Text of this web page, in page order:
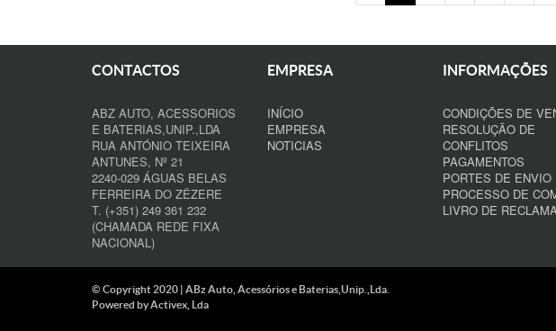
CONTACTOS
ABZ AUTO, ACESSORIOS
E BATERIAS,UNIP.,LDA
RUA ANTÓNIO TEIXEIRA
ANTUNES, Nº 21
2240-029 ÁGUAS BELAS
FERREIRA DO ZÊZERE
T. (+351) 249 361 232
(CHAMADA REDE FIXA
NACIONAL)
EMPRESA
INÍCIO
EMPRESA
NOTICIAS
INFORMAÇÕES
CONDIÇÕES DE
RESOLUÇÃO DE
CONFLITOS
PAGAMENTOS
PORTES DE ENVIO
PROCESSO DE
LIVRO DE
© Copyright 2020 | ABz Auto, Acessórios e Baterias,Unip.,Lda.
Powered byActivex, Lda